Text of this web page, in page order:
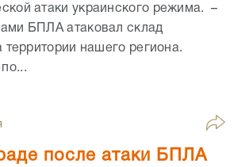
атаки украинского режима. –
БПЛА атаковал склад
территории нашего региона.
после атаки БПЛА